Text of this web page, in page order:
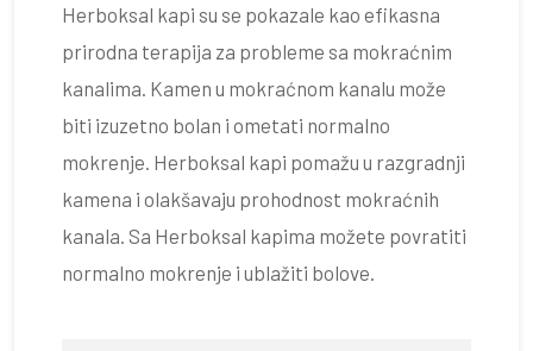
Herboksal kapi su se pokazale kao efikasna
prirodna terapija za probleme sa mokraćnim
kanalima. Kamen u mokraćnom kanalu može
biti izuzetno bolan i ometati normalno
mokrenje. Herboksal kapi pomažu u razgradnji
kamena i olakšavaju prohodnost mokraćnih
kanala. Sa Herboksal kapima možete povratiti
normalno mokrenje i ublažiti bolove.